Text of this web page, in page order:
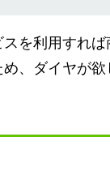
を利用すれ
、ダイヤが欲